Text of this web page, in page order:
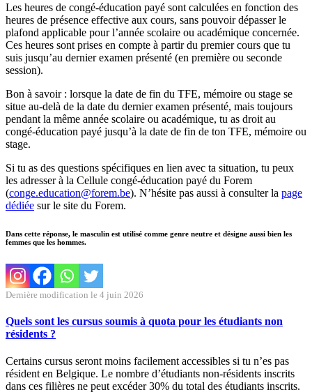
Les heures de congé-éducation payé sont calculées en fonction des
heures de présence effective aux cours, sans pouvoir dépasser le
plafond applicable pour l’année scolaire ou académique concernée.
Ces heures sont prises en compte à partir du premier cours que tu
suis jusqu’au dernier examen présenté (en première ou seconde
session).
Bon à savoir : lorsque la date de fin du TFE, mémoire ou stage se
situe au-delà de la date du dernier examen présenté, mais toujours
pendant la même année scolaire ou académique, tu as droit au
congé-éducation payé jusqu’à la date de fin de ton TFE, mémoire ou
stage.
Si tu as des questions spécifiques en lien avec ta situation, tu peux
les adresser à la Cellule congé-éducation payé du Forem
(conge.education@forem.be). N’hésite pas aussi à consulter la page
dédiée sur le site du Forem.
Dans cette réponse, le masculin est utilisé comme genre neutre et désigne aussi bien les
femmes que les hommes.
Dernière modification le 4 juin 2026
Quels sont les cursus soumis à quota pour les étudiants non
résidents ?
Certains cursus seront moins facilement accessibles si tu n’es pas
résident en Belgique. Le nombre d’étudiants non-résidents inscrits
dans ces filières ne peut excéder 30% du total des étudiants inscrits.